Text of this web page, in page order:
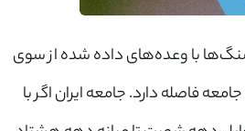
با وعده‌های داده شده از سوی
فاصله دارد. جامعه ایران اگر با